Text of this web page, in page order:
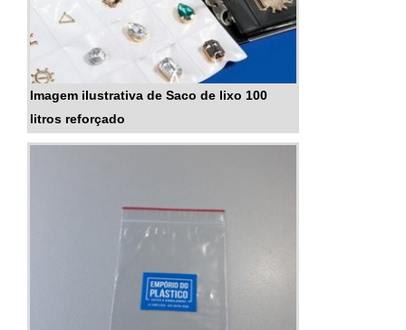
Imagem ilustrativa de Saco de lixo 100
litros reforçado